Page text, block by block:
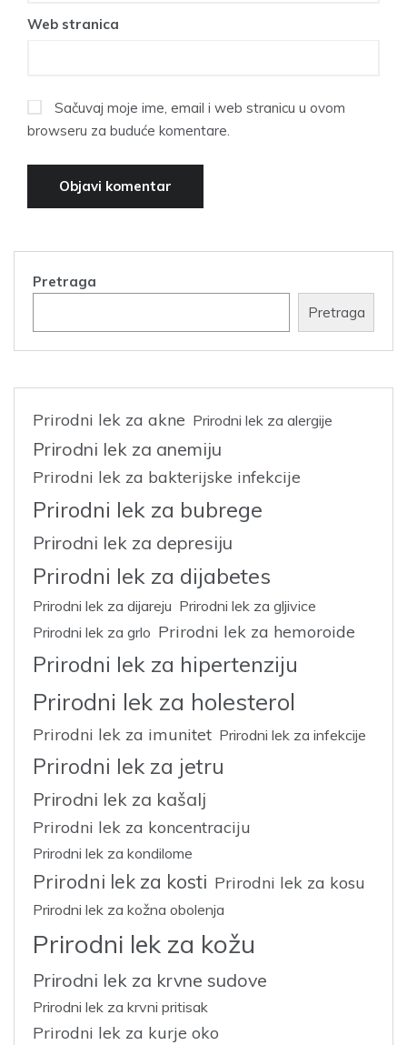
Web stranica
Sačuvaj moje ime, email i web stranicu u ovom
browseru za buduće komentare.
Pretraga
Pretraga
Prirodni lek za akne Prirodni lek za alergije
Prirodni lek za anemiju
Prirodni lek za bakterijske infekcije
Prirodni lek za bubrege
Prirodni lek za depresiju
Prirodni lek za dijabetes
Prirodni lek za dijareju Prirodni lek za gljivice
Prirodni lek za grlo Prirodni lek za hemoroide
Prirodni lek za hipertenziju
Prirodni lek za holesterol
Prirodni lek za imunitet Prirodni lek za infekcije
Prirodni lek za jetru
Prirodni lek za kašalj
Prirodni lek za koncentraciju
Prirodni lek za kondilome
Prirodni lek za kosti Prirodni lek za kosu
Prirodni lek za kožna obolenja
Prirodni lek za kožu
Prirodni lek za krvne sudove
Prirodni lek za krvni pritisak
Prirodni lek za kurje oko